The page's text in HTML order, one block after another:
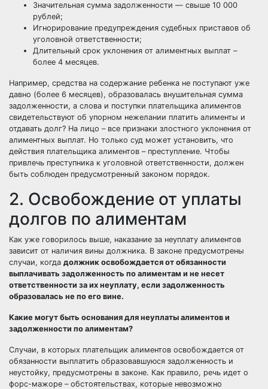
Значительная сумма задолженности — свыше 10 000
рублей;
Игнорирование предупреждения судебных приставов об
уголовной ответственности;
Длительный срок уклонения от алиментных выплат –
более 4 месяцев.
Например, средства на содержание ребенка не поступают уже
давно (более 6 месяцев), образовалась внушительная сумма
задолженности, а слова и поступки плательщика алиментов
свидетельствуют об упорном нежелании платить алименты и
отдавать долг? На лицо – все признаки злостного уклонения от
алиментных выплат. Но только суд может установить, что
действия плательщика алиментов – преступление. Чтобы
привлечь преступника к уголовной ответственности, должен
быть соблюден предусмотренный законом порядок.
2. Освобождение от уплаты
долгов по алиментам
Как уже говорилось выше, наказание за неуплату алиментов
зависит от наличия вины должника. В законе предусмотрены
случаи, когда должник освобождается от обязанности
выплачивать задолженность по алиментам и не несет
ответственности за их неуплату, если задолженность
образовалась не по его вине.
Какие могут быть основания для неуплаты алиментов и
задолженности по алиментам?
Случаи, в которых плательщик алиментов освобождается от
обязанности выплатить образовавшуюся задолженность и
неустойку, предусмотрены в законе. Как правило, речь идет о
форс-мажоре – обстоятельствах, которые невозможно